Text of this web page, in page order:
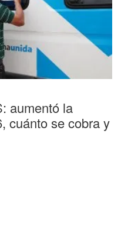
aumentó la
cuánto se cobra y